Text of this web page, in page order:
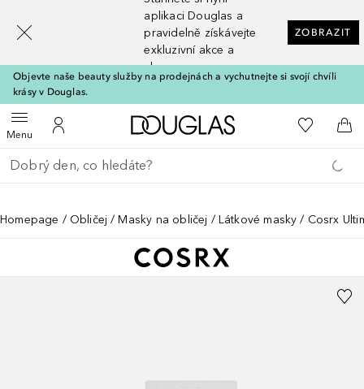
aplikaci Douglas a
pravidelně získávejte
exkluzivní akce a
slevy
ZOBRAZIT
Objevte naše beauty služby na prodejnách a vychutnejte si svojí chvíli
krásy v Douglas.
MenuOtevřít menuK mému účtu
Domů K mému
Do
Vraťte se
Proveďte vyhledávání
Homepage Obličej Masky na obličej Látkové masky Cosrx
[navigation.slideout.screenreader]